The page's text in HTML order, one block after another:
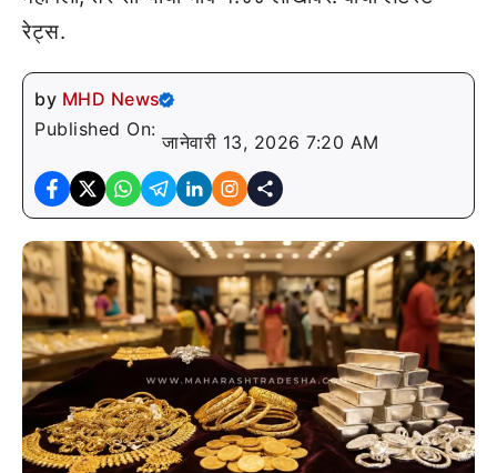
रेट्स.
by MHD News
Published On:
जानेवारी 13, 2026 7:20 AM